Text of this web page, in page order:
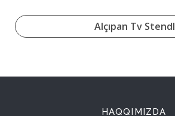
Alçıpan Tv
HAQQIMIZDA